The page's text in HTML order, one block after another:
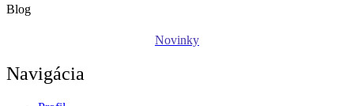
Blog
Novinky
Navigácia